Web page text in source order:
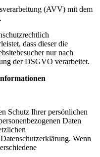
(AVV) mit dem
dass dieser die
nur nach
der DSGVO verarbeitet.
Schutz Ihrer persönlichen
Daten
Wenn